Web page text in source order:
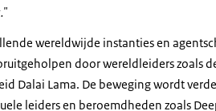
wereldwijde instanties en
door wereldleiders zoals
Dalai Lama. De beweging wordt
leiders en beroemdheden zoals